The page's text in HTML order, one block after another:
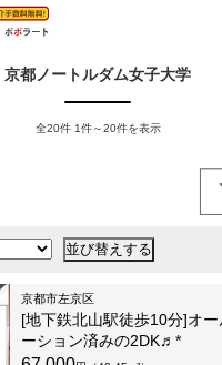
京都ノートルダム女子大学
全20件 1件～20件を表示
京都市左京区
[地下鉄北山駅徒歩10分]オ
ーション済みの2DK♬*